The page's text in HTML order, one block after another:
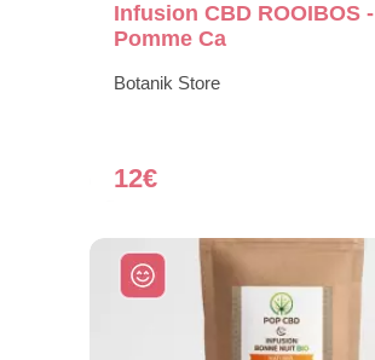
Infusion CBD ROOIBOS -
Pomme Ca
Botanik Store
12€